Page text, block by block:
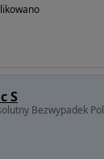
S
Bezwypadek